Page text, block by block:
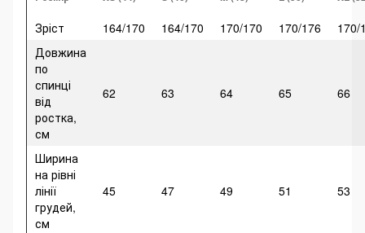
Зріст 164/170 164/170 170/170 170/176
170/
Довжина
по
спинці
від
ростка,
см
62 63 64 65 66
Ширина
на рівні
лінії
грудей,
см
45 47 49 51 53